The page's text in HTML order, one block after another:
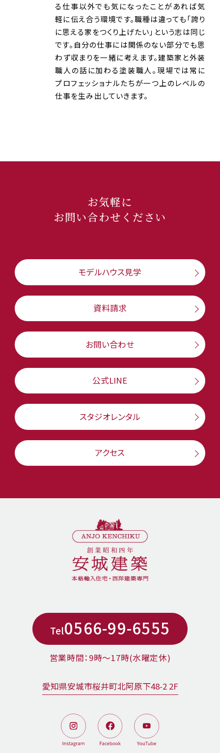
る仕事以外でも気になったことがあれば気
軽に伝え合う環境です。職種は違っても「誇り
に思える家をつくり上げたい」という志は同じ
です。自分の仕事には関係のない部分でも思
わず収まりを一緒に考えます。建築家と外装
職人の話に加わる塗装職人。現場では常に
プロフェッショナルたちが一つ上のレベルの
仕事を生み出していきます。
お気軽に
お問い合わせください
モデルハウス見学
資料請求
お問い合わせ
公式LINE
スタジオレンタル
アクセス
Tel0566-99-6555
営業時間：9時〜17時(水曜定休)
愛知県安城市桜井町北阿原下48-2 2F